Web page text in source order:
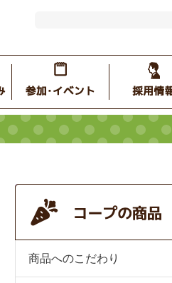
商品へのこだわり